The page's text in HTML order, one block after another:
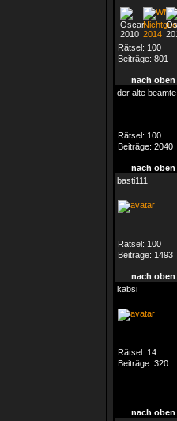
Rätsel: 100
Beiträge: 801
nach oben
der alte beamte
Rätsel: 100
Beiträge: 2040
nach oben
basti111
Rätsel: 100
Beiträge: 1493
nach oben
kabsi
Rätsel: 14
Beiträge: 320
nach oben